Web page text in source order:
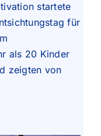
startete
für
als 20 Kinder
zeigten von